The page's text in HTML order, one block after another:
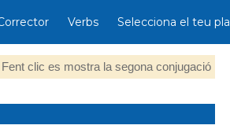
Verbs Selecciona el teu pla
Fent clic es mostra la segona conjugació